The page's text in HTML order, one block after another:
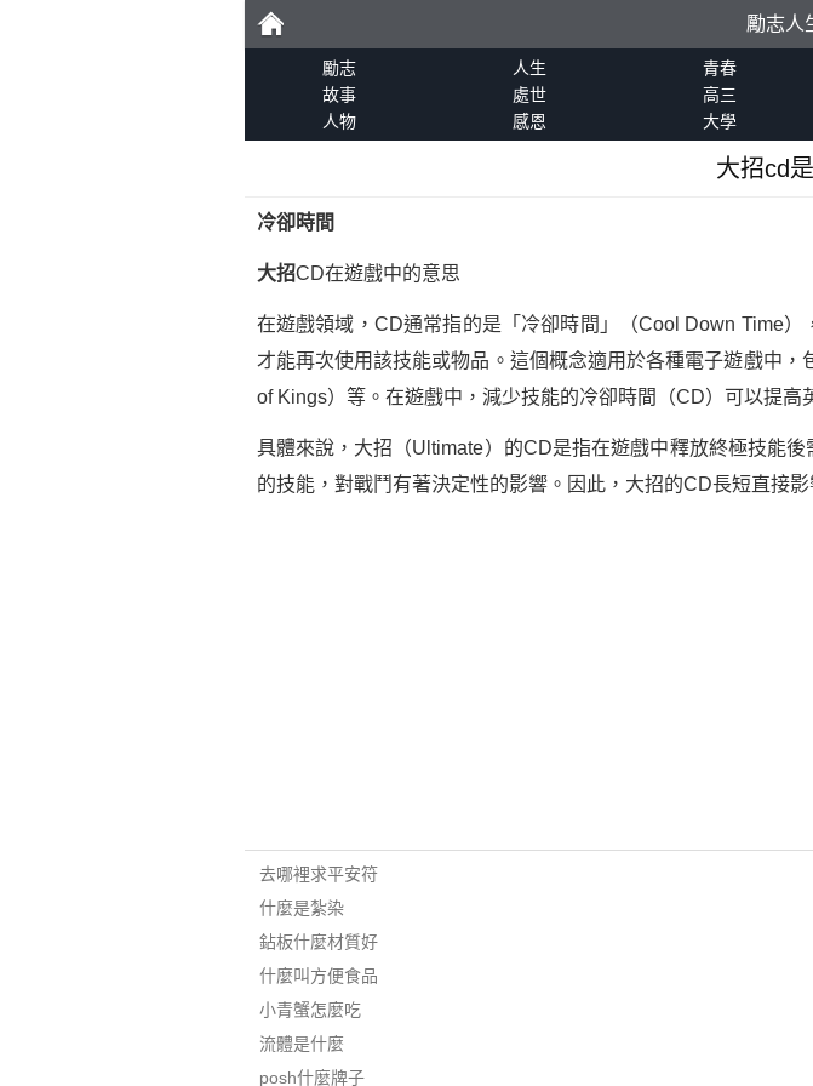
勵
勵志人
勵志 人生 青春
故事
處世 高三
人物
感恩 大學
大招cd
冷卻時間
大招CD在遊戲中的意思
在遊戲領域，CD通常指的是「冷卻時間」（Cool Down Time
才能再次使用該技能或物品。這個概念適用於各種電子遊戲中，
of Kings）等。在遊戲中，減少技能的冷卻時間（CD）可以提高
具體來說，大招（Ultimate）的CD是指在遊戲中釋放終極技能
的技能，對戰鬥有著決定性的影響。因此，大招的CD長短直接
去哪裡求平安符
什麼是紮染
鉆板什麼材質好
什麼叫方便食品
小青蟹怎麼吃
流體是什麼
posh什麼牌子